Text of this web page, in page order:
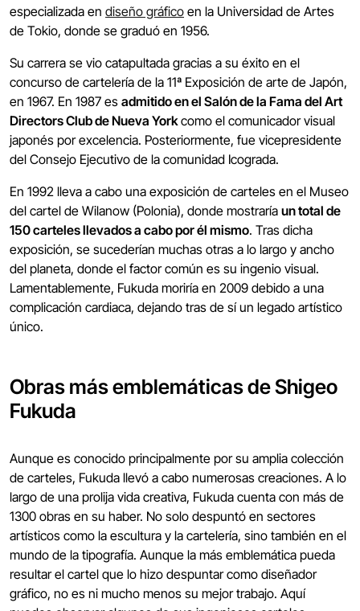
especializada en diseño gráfico en la Universidad de Artes
de Tokio, donde se graduó en 1956.
Su carrera se vio catapultada gracias a su éxito en el
concurso de cartelería de la 11ª Exposición de arte de Japón,
en 1967. En 1987 es admitido en el Salón de la Fama del Art
Directors Club de Nueva Yorkcomo el comunicador visual
japonés por excelencia. Posteriormente, fue vicepresidente
del Consejo Ejecutivo de la comunidad Icograda.
En 1992 lleva a cabo una exposición de carteles en el Museo
del cartel de Wilanow (Polonia), donde mostraría un total de
150 carteles llevados a cabo por él mismo. Tras dicha
exposición, se sucederían muchas otras a lo largo y ancho
del planeta, donde el factor común es su ingenio visual.
Lamentablemente, Fukuda moriría en 2009 debido a una
complicación cardiaca, dejando tras de sí un legado artístico
único.
Obras más emblemáticas de Shigeo
Fukuda
Aunque es conocido principalmente por su amplia colección
de carteles, Fukuda llevó a cabo numerosas creaciones. A lo
largo de una prolija vida creativa, Fukuda cuenta con más de
1300 obras en su haber. No solo despuntó en sectores
artísticos como la escultura y la cartelería, sino también en el
mundo de la tipografía. Aunque la más emblemática pueda
resultar el cartel que lo hizo despuntar como diseñador
gráfico, no es ni mucho menos su mejor trabajo. Aquí